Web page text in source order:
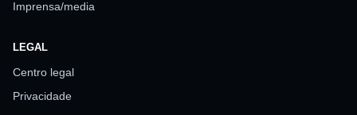
Imprensa/media
LEGAL
Centro legal
Privacidade